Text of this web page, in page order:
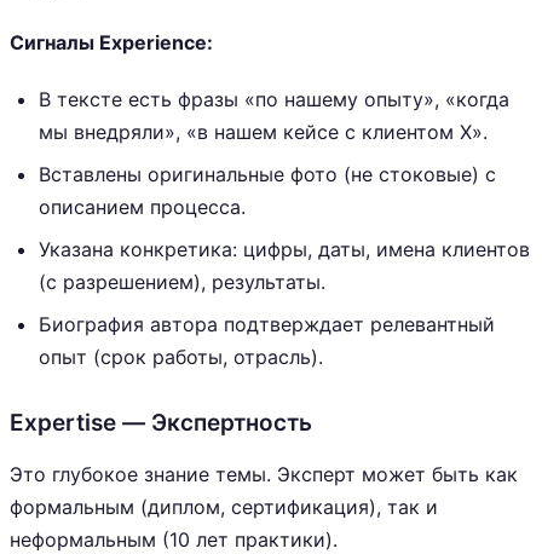
Сигналы Experience:
В тексте есть фразы «по нашему опыту», «когда
мы внедряли», «в нашем кейсе с клиентом X».
Вставлены оригинальные фото (не стоковые) с
описанием процесса.
Указана конкретика: цифры, даты, имена клиентов
(с разрешением), результаты.
Биография автора подтверждает релевантный
опыт (срок работы, отрасль).
Expertise — Экспертность
Это глубокое знание темы. Эксперт может быть как
формальным (диплом, сертификация), так и
неформальным (10 лет практики).